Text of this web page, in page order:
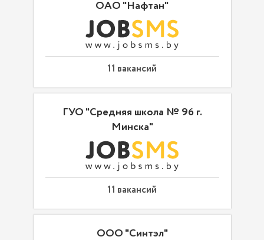
ОАО "Нафтан"
11 вакансий
ГУО "Средняя школа № 96 г.
Минска"
11 вакансий
ООО "Синтэл"